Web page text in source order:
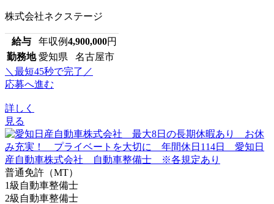
株式会社ネクステージ
給与 年収例4,900,000円
勤務地 愛知県 名古屋市
＼最短45秒で完了／
応募へ進む
詳しく
見る
普通免許（MT）
1級自動車整備士
2級自動車整備士